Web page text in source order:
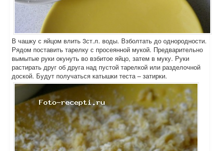
В чашку с яйцом влить 3ст.л. воды. Взболтать до однородности.
Рядом поставить тарелку с просеянной мукой. Предварительно
вымытые руки окунуть во взбитое яйцо, затем в муку. Руки
растирать друг об друга над пустой тарелкой или разделочной
доской. Будут получаться катышки теста – затирки.